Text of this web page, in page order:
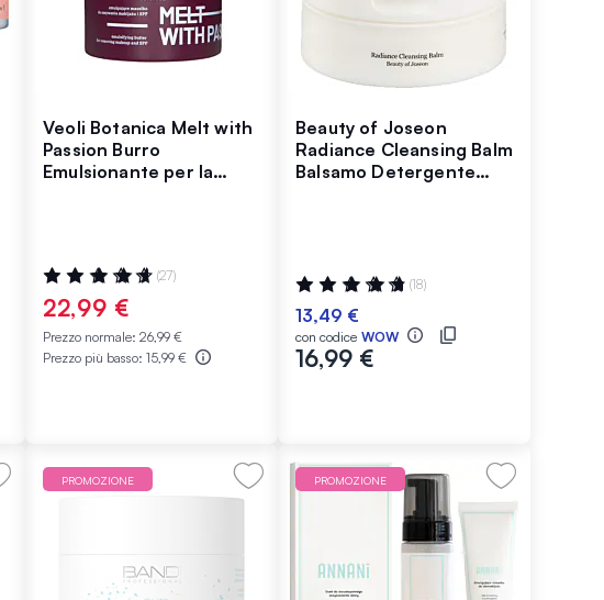
Veoli Botanica Melt with
Passion Burro
Emulsionante per la
Valutazione:
96%
(27)
22,99 €
Prezzo normale: 26,99 €
Prezzo più basso: 15,99 €
Beauty of Joseon
Radiance Cleansing Balm
Balsamo Detergente
Valutazione:
98%
(18)
13,49 €
con codice WOW
16,99 €
PROMOZIONE PROMOZIONE